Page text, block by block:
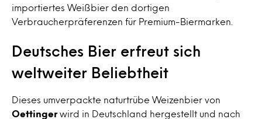
importiertes Weißbier den dortigen
Verbraucherpräferenzen für Premium-Biermarken.
Deutsches Bier erfreut sich
weltweiter Beliebtheit
Dieses umverpackte naturtrübe Weizenbier von
Oettingerwird in Deutschland hergestellt und nach